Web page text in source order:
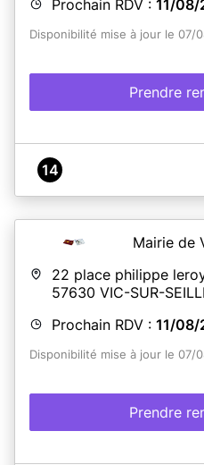
Prochain RDV : 11/08/
Disponibilité mise à jour le 07/
Prendre
14
Mairie de
22 place philippe
57630 VIC-SUR-
Prochain RDV : 11/08/
Disponibilité mise à jour le 07/
Prendre